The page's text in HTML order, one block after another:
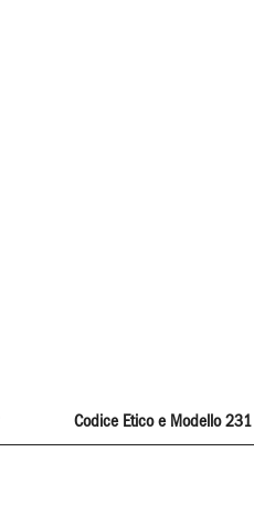
Codice Etico e Modello 231